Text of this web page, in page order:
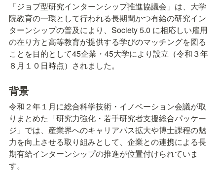
「ジョブ型研究インターンシップ推進協議会」は、大学
院教育の一環として行われる長期間かつ有給の研究イン
ターンシップの普及により、Society 5.0 に相応しい雇用
の在り方と高等教育が提供する学びのマッチングを図る
ことを目的として45企業・45大学により設立（令和３年
８月１０日時点）されました。
背景
令和２年１月に総合科学技術・イノベーション会議が取
りまとめた「研究力強化・若手研究者支援総合パッケー
ジ」では、産業界へのキャリアパス拡大や博士課程の魅
力を向上させる取り組みとして、企業との連携による長
期有給インターンシップの推進が位置付けられていま
す。